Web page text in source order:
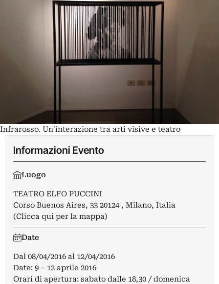
Infrarosso. Un'interazione tra arti visive e teatro
Informazioni Evento
Luogo
TEATRO ELFO PUCCINI
Corso Buenos Aires, 33 20124 , Milano, Italia
(Clicca qui per la mappa)
Date
Dal 08/04/2016 al 12/04/2016
Date: 9 – 12 aprile 2016
Orari di apertura: sabato dalle 18,30 / domenica